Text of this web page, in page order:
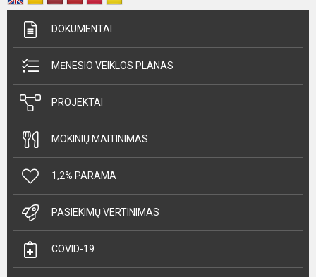
DOKUMENTAI
MĖNESIO VEIKLOS PLANAS
PROJEKTAI
MOKINIŲ MAITINIMAS
1,2% PARAMA
PASIEKIMŲ VERTINIMAS
COVID-19